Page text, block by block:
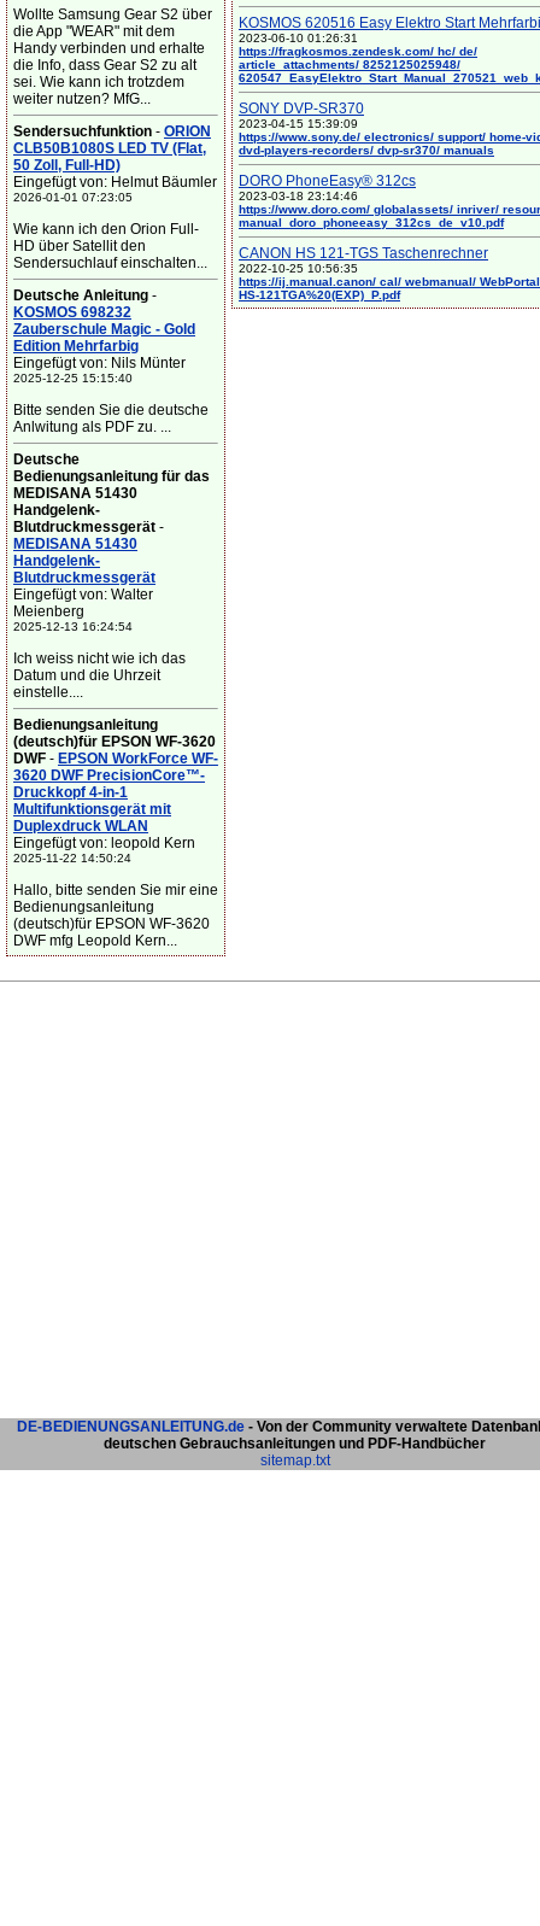
Wollte Samsung Gear S2 über
die App "WEAR" mit dem
Handy verbinden und erhalte
die Info, dass Gear S2 zu alt
sei. Wie kann ich trotzdem
weiter nutzen? MfG...
Sendersuchfunktion - ORION
CLB50B1080S LED TV (Flat,
50 Zoll, Full-HD)
Eingefügt von: Helmut Bäumler
2026-01-01 07:23:05
Wie kann ich den Orion Full-
HD über Satellit den
Sendersuchlauf einschalten...
Deutsche Anleitung -
KOSMOS 698232
Zauberschule Magic - Gold
Edition Mehrfarbig
Eingefügt von: Nils Münter
2025-12-25 15:15:40
Bitte senden Sie die deutsche
Anlwitung als PDF zu. ...
Deutsche
Bedienungsanleitung für das
MEDISANA 51430
Handgelenk-
Blutdruckmessgerät -
MEDISANA 51430
Handgelenk-
Blutdruckmessgerät
Eingefügt von: Walter
Meienberg
2025-12-13 16:24:54
Ich weiss nicht wie ich das
Datum und die Uhrzeit
einstelle....
Bedienungsanleitung
(deutsch)für EPSON WF-3620
DWF - EPSON WorkForce WF-
3620 DWF PrecisionCore™-
Druckkopf 4-in-1
Multifunktionsgerät mit
Duplexdruck WLAN
Eingefügt von: leopold Kern
2025-11-22 14:50:24
Hallo, bitte senden Sie mir eine
Bedienungsanleitung
(deutsch)für EPSON WF-3620
DWF mfg Leopold Kern...
KOSMOS 620516 Easy Elektro Start
2023-06-10 01:26:31
https://fragkosmos.zendesk.com/ hc/ de/
article_attachments/ 8252125025948/
SONY DVP-SR370
2023-04-15 15:39:09
https://www.sony.de/ electronics/ support/ home-
dvd-players-recorders/ dvp-sr370/ manuals
DORO PhoneEasy® 312cs
2023-03-18 23:14:46
https://www.doro.com/ globalassets/ inriver/
manual_doro_phoneeasy_312cs_de_v10.pdf
CANON HS 121-TGS Taschenrechner
2022-10-25 10:56:35
https://ij.manual.canon/ cal/ webmanual/
HS-121TGA%20(EXP)_P.pdf
DE-BEDIENUNGSANLEITUNG.de - Von der Community verwaltete
deutschen Gebrauchsanleitungen und PDF-Handbücher
sitemap.txt